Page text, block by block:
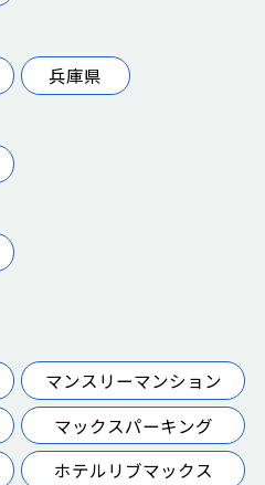
兵庫県
マンスリーマンション
マックスパーキング
ホテルリブマックス